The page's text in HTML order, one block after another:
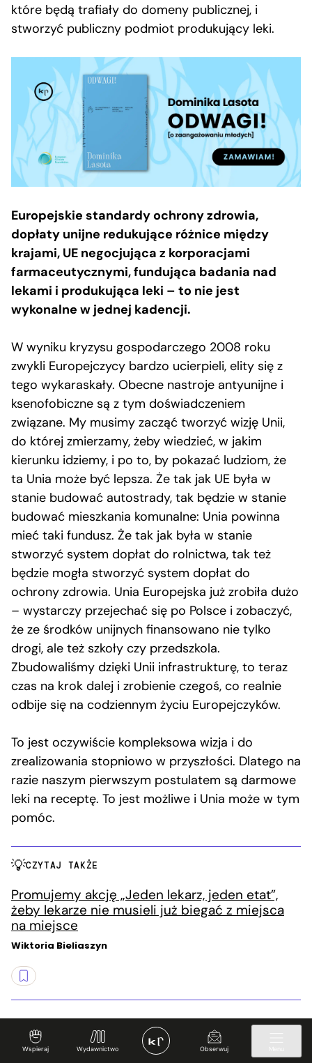
Wspieraj Wydawnictwo Obserwuj
które będą trafiały do domeny publicznej, i
stworzyć publiczny podmiot produkujący leki.
Europejskie standardy ochrony zdrowia,
dopłaty unijne redukujące różnice między
krajami, UE negocjująca z korporacjami
farmaceutycznymi, fundująca badania nad
lekami i produkująca leki – to nie jest
wykonalne w jednej kadencji.
W wyniku kryzysu gospodarczego 2008 roku
zwykli Europejczycy bardzo ucierpieli, elity się z
tego wykaraskały. Obecne nastroje antyunijne i
ksenofobiczne są z tym doświadczeniem
związane. My musimy zacząć tworzyć wizję Unii,
do której zmierzamy, żeby wiedzieć, w jakim
kierunku idziemy, i po to, by pokazać ludziom, że
ta Unia może być lepsza. Że tak jak UE była w
stanie budować autostrady, tak będzie w stanie
budować mieszkania komunalne: Unia powinna
mieć taki fundusz. Że tak jak była w stanie
stworzyć system dopłat do rolnictwa, tak też
będzie mogła stworzyć system dopłat do
ochrony zdrowia. Unia Europejska już zrobiła dużo
– wystarczy przejechać się po Polsce i zobaczyć,
że ze środków unijnych finansowano nie tylko
drogi, ale też szkoły czy przedszkola.
Zbudowaliśmy dzięki Unii infrastrukturę, to teraz
czas na krok dalej i zrobienie czegoś, co realnie
odbije się na codziennym życiu Europejczyków.
To jest oczywiście kompleksowa wizja i do
zrealizowania stopniowo w przyszłości. Dlatego na
razie naszym pierwszym postulatem są darmowe
leki na receptę. To jest możliwe i Unia może w tym
pomóc.
CZYTAJ TAKŻE
Promujemy akcję „Jeden lekarz, jeden etat”,
żeby lekarze nie musieli już biegać z miejsca
na miejsce
Wiktoria Bieliaszyn
Marcelina Zawisza
– polityczka społeczna,